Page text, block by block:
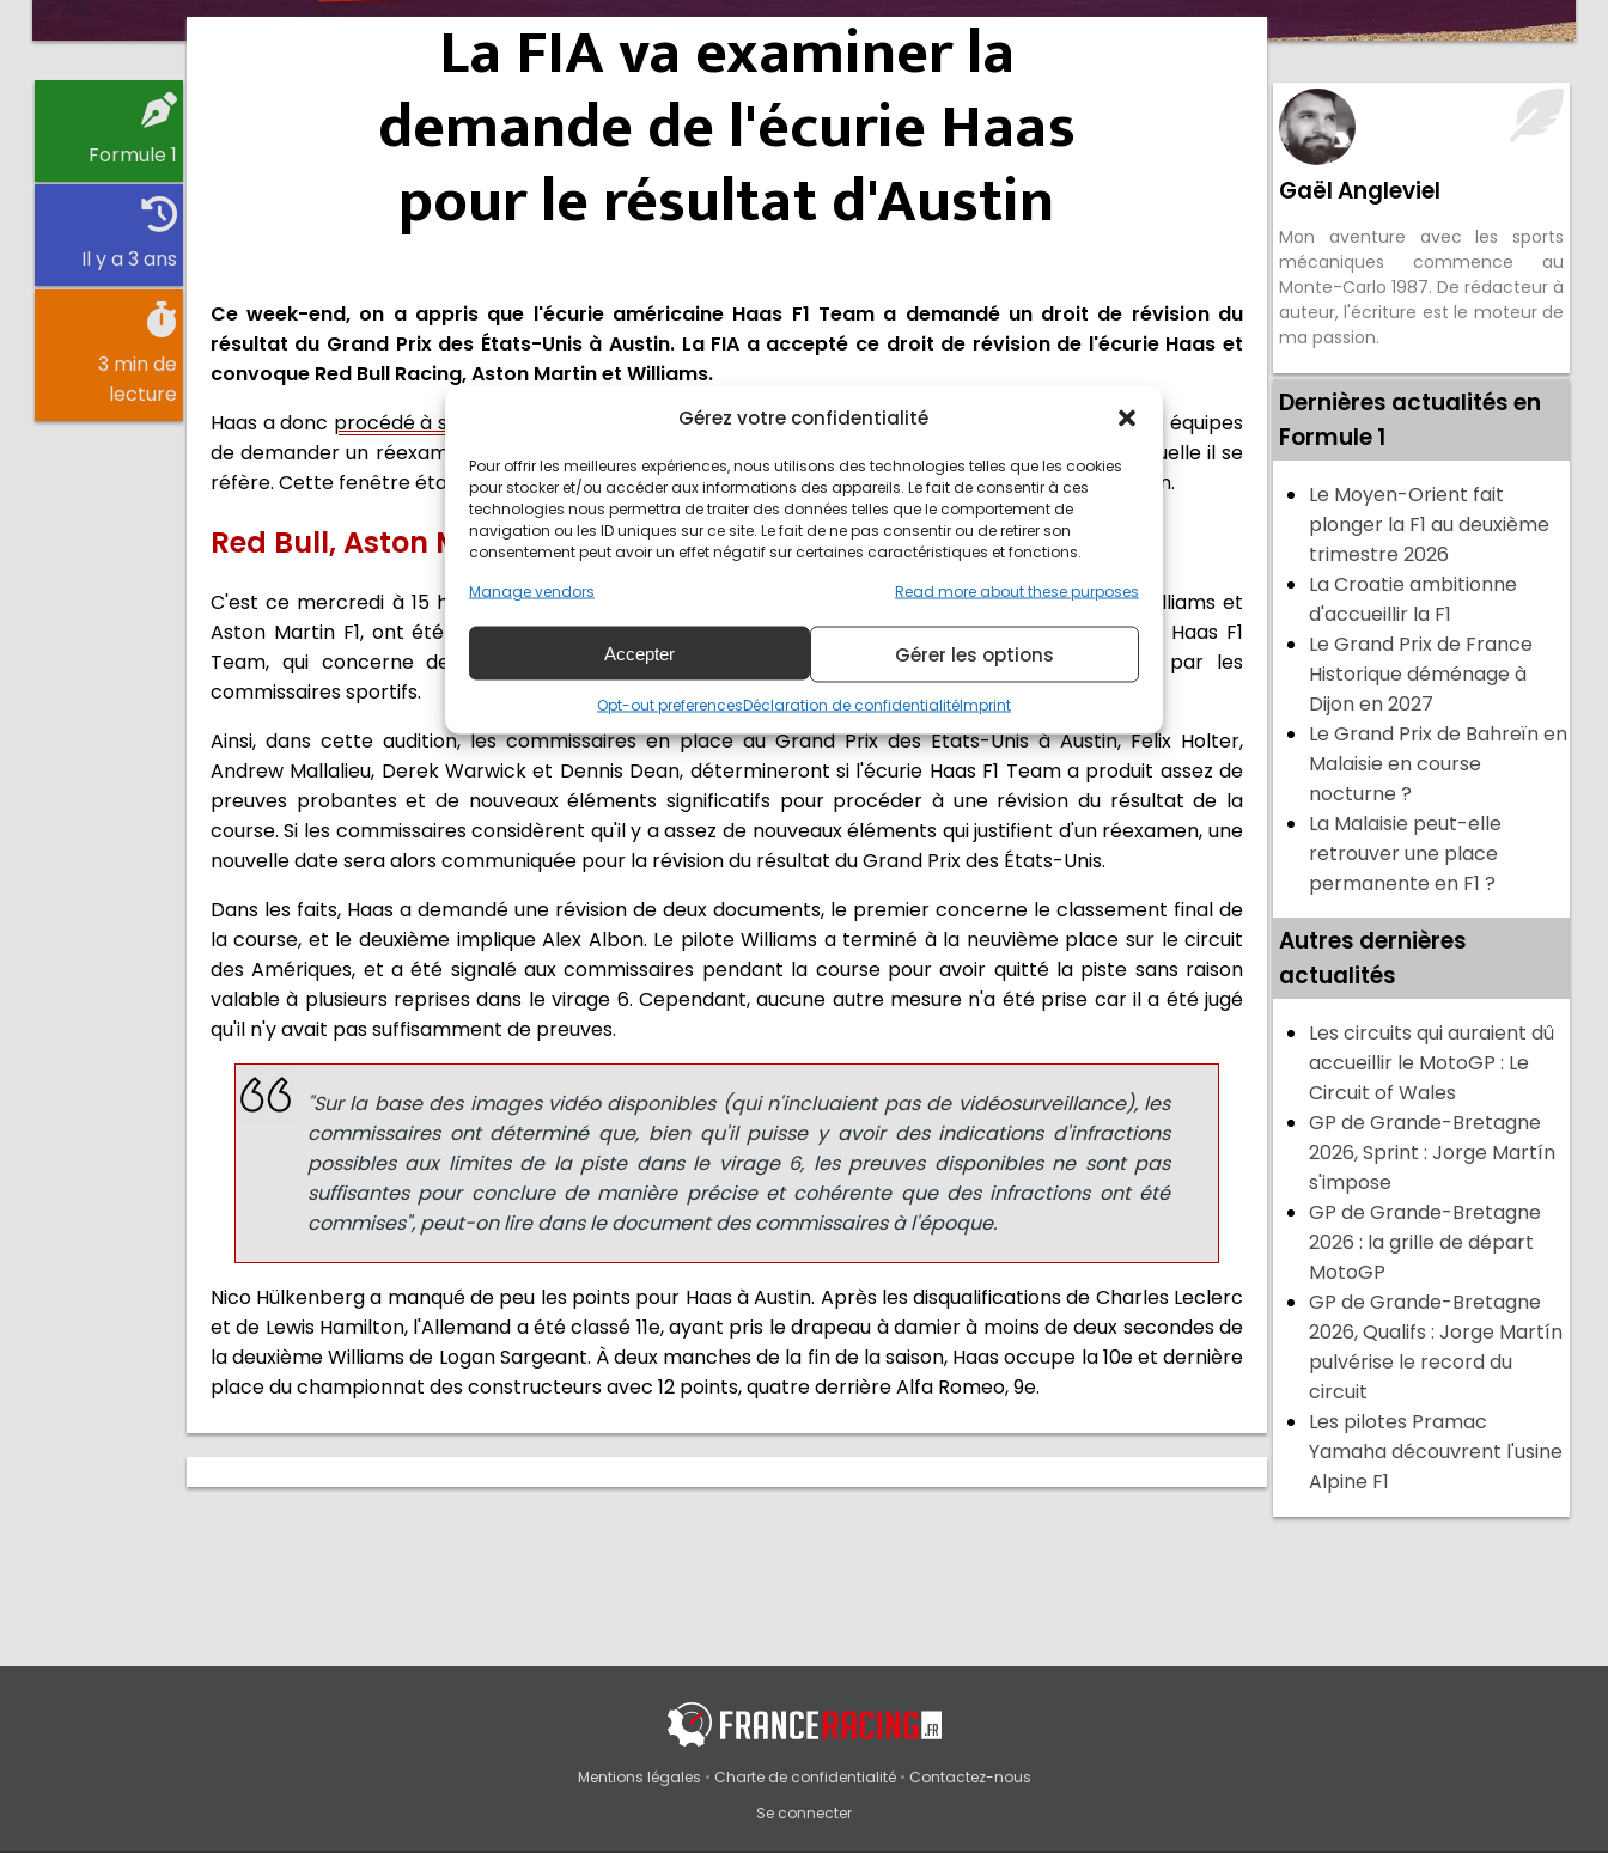
Gérez votre confidentialité
Pour offrir les meilleures expériences, nous utilisons des technologies telles que les cookies
pour stocker et/ou accéder aux informations des appareils. Le fait de consentir à ces
technologies nous permettra de traiter des données telles que le comportement de
navigation ou les ID uniques sur ce site. Le fait de ne pas consentir ou de retirer son
consentement peut avoir un effet négatif sur certaines caractéristiques et fonctions.
Manage vendors
Read more about these purposes
Accepter Gérer les options
Opt-out preferencesDéclaration de confidentialitéImprint
Formule 1
Il y a 3 ans
3 min de
lecture
La FIA va examiner la
demande de l'écurie Haas
pour le résultat d'Austin
Ce week-end, on a appris que l'écurie américaine Haas F1 Team a demandé un droit de révision du
résultat du Grand Prix des États-Unis à Austin. La FIA a accepté ce droit de révision de l'écurie Haas et
convoque Red Bull Racing, Aston Martin et Williams.
Haas a donc procédé à son droit de recours
, inscrit dans le code sportif international qui permet aux équipes
de demander un réexamen à condition qu'il soit lancé dans les 14 jours suivant la compétition à laquelle il se
réfère. Cette fenêtre était donc toujours ouverte au moment où l'écurie à fait sa demande pour Austin.
Red Bull, Aston Martin et Williams convoquées par la FIA
C'est ce mercredi à 15 h 00 (heure française) outre Haas, trois autres équipes, Red Bull Racing, Williams et
Aston Martin F1, ont été convoquées par la FIA par vidéoconférence pour examiner la plainte de Haas F1
Team, qui concerne de nombreux excès de limites de piste qui n'auraient pas été relevés par les
commissaires sportifs.
Ainsi, dans cette audition, les commissaires en place au Grand Prix des États-Unis à Austin, Felix Holter,
Andrew Mallalieu, Derek Warwick et Dennis Dean, détermineront si l'écurie Haas F1 Team a produit assez de
preuves probantes et de nouveaux éléments significatifs pour procéder à une révision du résultat de la
course. Si les commissaires considèrent qu'il y a assez de nouveaux éléments qui justifient d'un réexamen, une
nouvelle date sera alors communiquée pour la révision du résultat du Grand Prix des États-Unis.
Dans les faits, Haas a demandé une révision de deux documents, le premier concerne le classement final de
la course, et le deuxième implique Alex Albon. Le pilote Williams a terminé à la neuvième place sur le circuit
des Amériques, et a été signalé aux commissaires pendant la course pour avoir quitté la piste sans raison
valable à plusieurs reprises dans le virage 6. Cependant, aucune autre mesure n'a été prise car il a été jugé
qu'il n'y avait pas suffisamment de preuves.
"Sur la base des images vidéo disponibles (qui n'incluaient pas de vidéosurveillance), les
commissaires ont déterminé que, bien qu'il puisse y avoir des indications d'infractions
possibles aux limites de la piste dans le virage 6, les preuves disponibles ne sont pas
suffisantes pour conclure de manière précise et cohérente que des infractions ont été
commises", peut-on lire dans le document des commissaires à l'époque.
Nico Hülkenberg a manqué de peu les points pour Haas à Austin. Après les disqualifications de Charles Leclerc
et de Lewis Hamilton, l'Allemand a été classé 11e, ayant pris le drapeau à damier à moins de deux secondes de
la deuxième Williams de Logan Sargeant. À deux manches de la fin de la saison, Haas occupe la 10e et dernière
place du championnat des constructeurs avec 12 points, quatre derrière Alfa Romeo, 9e.
Gaël Angleviel
Mon aventure avec les sports
mécaniques commence au
Monte-Carlo 1987. De rédacteur à
auteur, l'écriture est le moteur de
ma passion.
Dernières actualités en
Formule 1
Le Moyen-Orient fait
plonger la F1 au deuxième
trimestre 2026
La Croatie ambitionne
d'accueillir la F1
Le Grand Prix de France
Historique déménage à
Dijon en 2027
Le Grand Prix de Bahreïn en
Malaisie en course
nocturne ?
La Malaisie peut-elle
retrouver une place
permanente en F1 ?
Autres dernières
actualités
Les circuits qui auraient dû
accueillir le MotoGP : Le
Circuit of Wales
GP de Grande-Bretagne
2026, Sprint : Jorge Martín
s'impose
GP de Grande-Bretagne
2026 : la grille de départ
MotoGP
GP de Grande-Bretagne
2026, Qualifs : Jorge Martín
pulvérise le record du
circuit
Les pilotes Pramac
Yamaha découvrent l'usine
Alpine F1
Mentions légales • Charte de confidentialité• Contactez-nous
Se connecter